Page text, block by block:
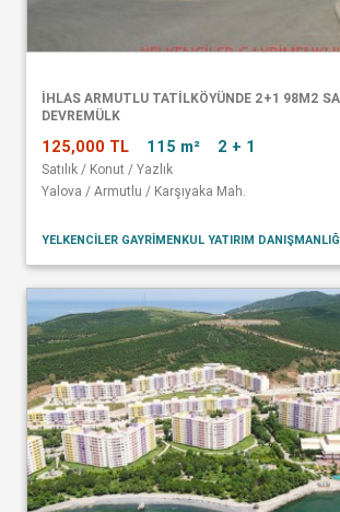
İHLAS ARMUTLU TATİLKÖYÜNDE 2+1 98M2
DEVREMÜLK
125,000 TL 115 m² 2 + 1
Satılık / Konut / Yazlık
Yalova / Armutlu / Karşıyaka Mah.
YELKENCİLER GAYRİMENKUL YATIRIM